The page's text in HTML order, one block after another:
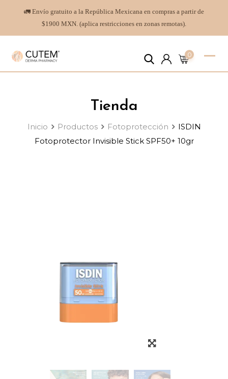
🚛 Envío gratuito a la República Mexicana en compras a partir de
$1900 MXN. (aplica restricciones en zonas remotas).
0
Tienda
Inicio Productos Fotoprotección
ISDIN
Fotoprotector Invisible Stick SPF50+ 10gr